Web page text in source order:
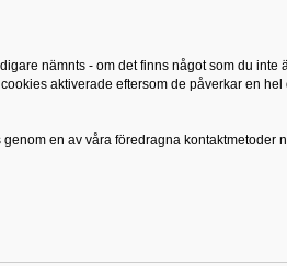
nämnts - om det finns något som du inte
aktiverade eftersom de påverkar en
en av våra föredragna kontaktmetoder